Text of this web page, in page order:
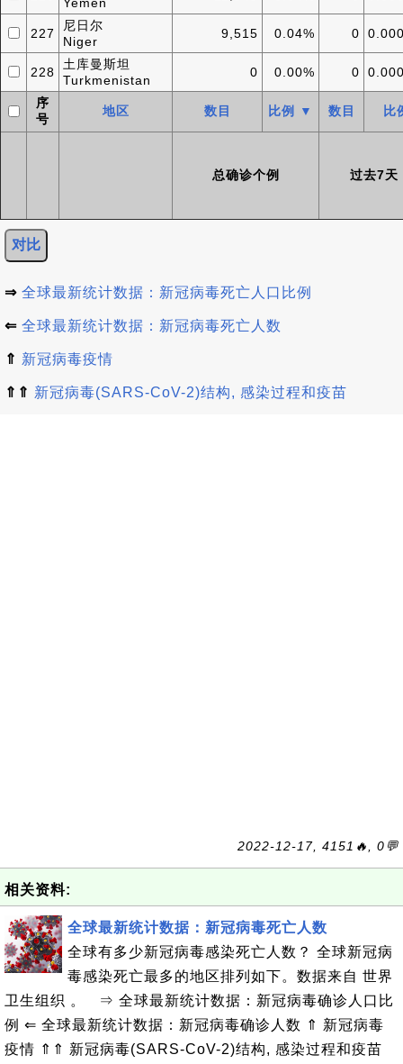
227
尼日尔
Niger
9,515 0.04% 0
228
土库曼斯坦
Turkmenistan
0 0.00% 0
序
号
地区 数目 比例 ▼ 数目 比
总确诊个例 过去7天
⇒ 全球最新统计数据：新冠病毒死亡人口比例
⇐ 全球最新统计数据：新冠病毒死亡人数
⇑ 新冠病毒疫情
⇑⇑ 新冠病毒(SARS-CoV-2)结构, 感染过程和疫苗
2022-12-17, 4151🔥, 0💬
相关资料:
全球最新统计数据：新冠病毒死亡人数
全球有多少新冠病毒感染死亡人数？ 全球新冠病
毒感染死亡最多的地区排列如下。数据来自 世界
卫生组织 。 ⇒ 全球最新统计数据：新冠病毒确诊人口比
例 ⇐ 全球最新统计数据：新冠病毒确诊人数 ⇑ 新冠病毒
疫情 ⇑⇑ 新冠病毒(SARS-CoV-2)结构, 感染过程和疫苗